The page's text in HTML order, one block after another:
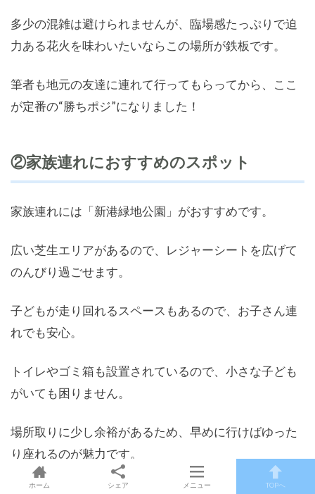
多少の混雑は避けられませんが、臨場感たっぷりで迫
力ある花火を味わいたいならこの場所が鉄板です。
筆者も地元の友達に連れて行ってもらってから、ここ
が定番の“勝ちポジ”になりました！
②家族連れにおすすめのスポット
家族連れには「新港緑地公園」がおすすめです。
広い芝生エリアがあるので、レジャーシートを広げて
のんびり過ごせます。
子どもが走り回れるスペースもあるので、お子さん連
れでも安心。
トイレやゴミ箱も設置されているので、小さな子ども
がいても困りません。
場所取りに少し余裕があるため、早めに行けばゆった
り座れるのが魅力です。
ホーム シェア メニュー TOPへ